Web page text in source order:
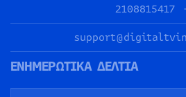
2108815417
ΕΝΗΜΕΡΩΤΙΚΑ ΔΕΛΤΙΑ